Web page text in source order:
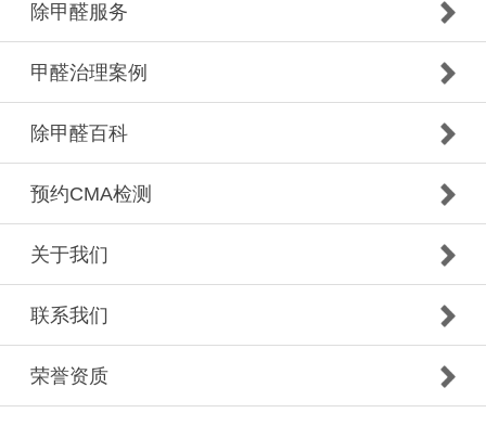
除甲醛服务
甲醛治理案例
除甲醛百科
预约CMA检测
关于我们
联系我们
荣誉资质